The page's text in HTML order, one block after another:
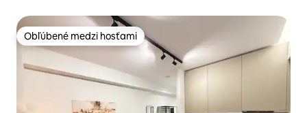
Obľúbené medzi hosťami
Obľúbené medzi hosťami